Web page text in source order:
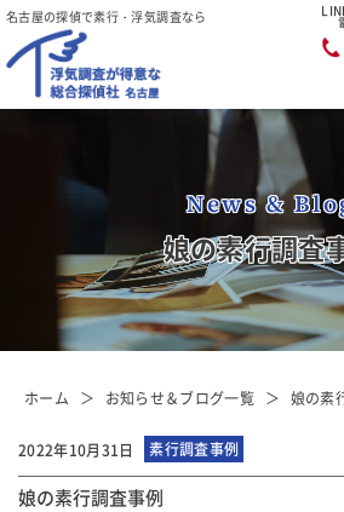
名古屋の探偵で素行・浮気調査なら
News &
娘の素行調査
ホーム お知らせ＆ブログ一覧 娘の素
2022年10月31日 素行調査事例
娘の素行調査事例